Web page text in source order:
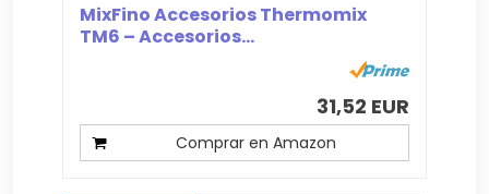
MixFino Accesorios Thermomix
TM6 – Accesorios...
31,52 EUR
Comprar en Amazon